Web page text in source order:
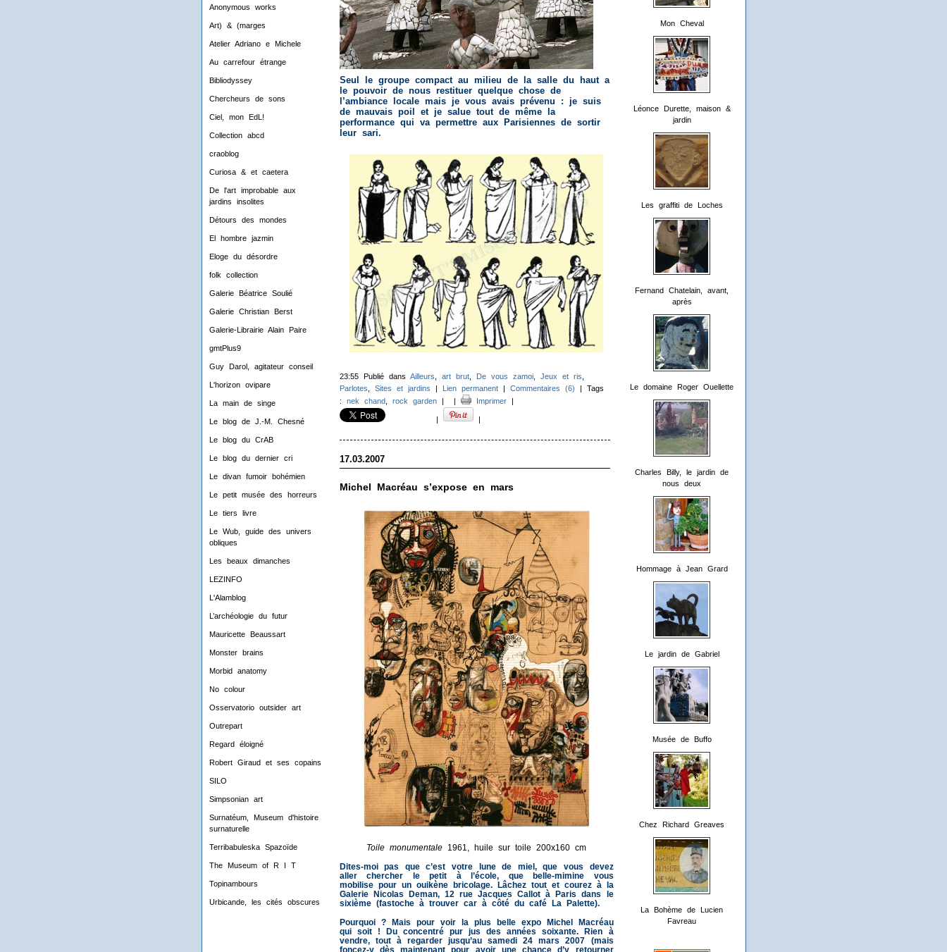
Anonymous works
Art) & (marges
Atelier Adriano e Michele
Au carrefour étrange
Bibliodyssey
Chercheurs de sons
Ciel, mon EdL!
Collection abcd
craoblog
Curiosa & et caetera
De l'art improbable aux
jardins insolites
Détours des mondes
El hombre jazmin
Eloge du désordre
folk collection
Galerie Béatrice Soulié
Galerie Christian Berst
Galerie-Librairie Alain Paire
gmtPlus9
Guy Darol, agitateur conseil
L'horizon ovipare
La main de singe
Le blog de J.-M. Chesné
Le blog du CrAB
Le blog du dernier cri
Le divan fumoir bohémien
Le petit musée des horreurs
Le tiers livre
Le Wub, guide des univers
obliques
Les beaux dimanches
LEZINFO
L'Alamblog
L’archéologie du futur
Mauricette Beaussart
Monster brains
Morbid anatomy
No colour
Osservatorio outsider art
Outrepart
Regard éloigné
Robert Giraud et ses copains
SILO
Simpsonian art
Surnatéum, Museum d'histoire
surnaturelle
Terribabuleska Spazoïde
The Museum of R I T
Topinambours
Urbicande, les cités obscures
Mon Cheval
Léonce Durette, maison &
jardin
Les graffiti de Loches
Fernand Chatelain, avant,
après
Le domaine Roger Ouellette
Charles Billy, le jardin de
nous deux
Hommage à Jean Grard
Le jardin de Gabriel
Musée de Buffo
Chez Richard Greaves
La Bohème de Lucien
Favreau
Seul le groupe compact au milieu de la salle du haut a
le pouvoir de nous restituer quelque chose de
l’ambiance locale mais je vous avais prévenu : je suis
de mauvais poil et je salue tout de même la
performance qui va permettre aux Parisiennes de sortir
leur sari.
23:55 Publié dans Ailleurs art brut, De vous zamoi, Jeux et ris
Parlotes
Sites et jardins | Lien permanent| Commentaires (6) | Tags
: nek chand, rock garden| | Imprimer|
| |
17.03.2007
Michel Macréau s’expose en mars
Toile monumentale 1961, huile sur toile 200x160 cm
Dites-moi pas que c’est votre lune de miel, que vous devez
aller chercher le petit à l’école, que belle-mimine vous
mobilise pour un ouikène bricolage. Lâchez tout et courez à la
Galerie Nicolas Deman, 12 rue Jacques Callot à Paris dans le
sixième (fastoche à trouver car à côté du café La Palette).
Pourquoi ? Mais pour voir la plus belle expo Michel Macréau
qui soit ! Du concentré pur jus des années soixante. Rien à
vendre, tout à regarder jusqu’au samedi 24 mars 2007 (mais
foncez-y dès maintenant pour avoir une chance d’y retourner